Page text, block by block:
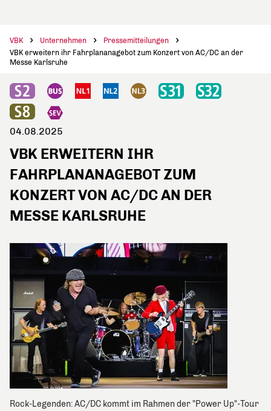
VBK Unternehmen
Pressemitteilungen
VBK erweitern ihr Fahrplananagebot zum Konzert von AC/DC an der
Messe Karlsruhe
04.08.2025
VBK ERWEITERN IHR
FAHRPLANANAGEBOT ZUM
KONZERT VON AC/DC AN DER
MESSE KARLSRUHE
Rock-Legenden: AC/DC kommt im Rahmen der "Power Up"-Tour